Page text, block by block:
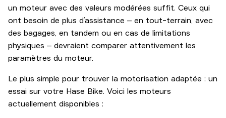
un moteur avec des valeurs modérées suffit. Ceux qui
ont besoin de plus d’assistance – en tout-terrain, avec
des bagages, en tandem ou en cas de limitations
physiques – devraient comparer attentivement les
paramètres du moteur.
Le plus simple pour trouver la motorisation adaptée : un
essai sur votre Hase Bike. Voici les moteurs
actuellement disponibles :